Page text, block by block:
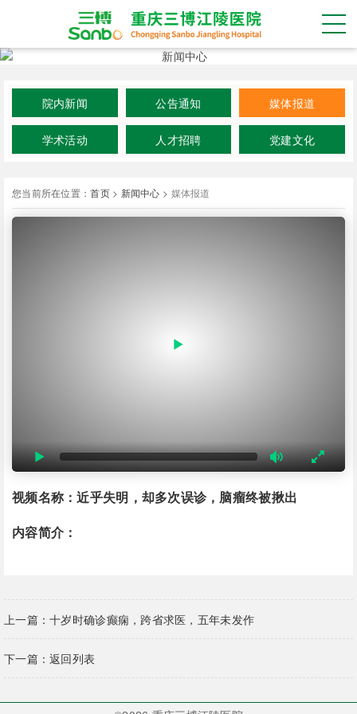
院内新闻 公告通知 媒体报道
学术活动 人才招聘 党建文化
您当前所在位置：首页> 新闻中心 > 媒体报道
视频名称：近乎失明，却多次误诊，脑瘤终被揪出
内容简介：
上一篇：十岁时确诊癫痫，跨省求医，五年未发作
下一篇：返回列表